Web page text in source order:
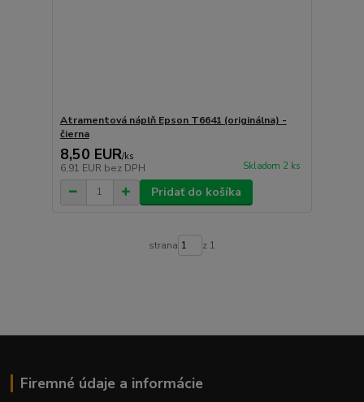
Atramentová náplň Epson T6641 (originálna) -
čierna
8,50 EUR/ks
6,91 EUR bez DPH Skladom 2 ks
Pridať do košíka
strana z 1
Firemné údaje a informácie